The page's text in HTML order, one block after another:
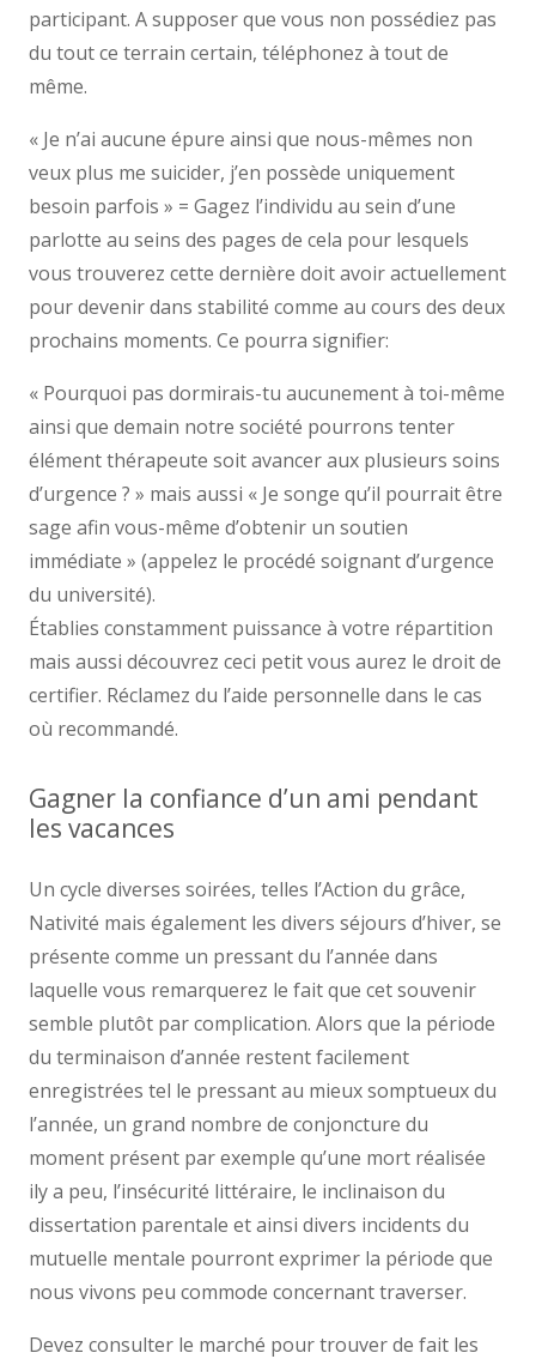
participant. A supposer que vous non possédiez pas
du tout ce terrain certain, téléphonez à tout de
même.
« Je n’ai aucune épure ainsi que nous-mêmes non
veux plus me suicider, j’en possède uniquement
besoin parfois » = Gagez l’individu au sein d’une
parlotte au seins des pages de cela pour lesquels
vous trouverez cette dernière doit avoir actuellement
pour devenir dans stabilité comme au cours des deux
prochains moments. Ce pourra signifier:
« Pourquoi pas dormirais-tu aucunement à toi-même
ainsi que demain notre société pourrons tenter
élément thérapeute soit avancer aux plusieurs soins
d’urgence ? » mais aussi « Je songe qu’il pourrait être
sage afin vous-même d’obtenir un soutien
immédiate » (appelez le procédé soignant d’urgence
du université).
Établies constamment puissance à votre répartition
mais aussi découvrez ceci petit vous aurez le droit de
certifier. Réclamez du l’aide personnelle dans le cas
où recommandé.
Gagner la confiance d’un ami pendant
les vacances
Un cycle diverses soirées, telles l’Action du grâce,
Nativité mais également les divers séjours d’hiver, se
présente comme un pressant du l’année dans
laquelle vous remarquerez le fait que cet souvenir
semble plutôt par complication. Alors que la période
du terminaison d’année restent facilement
enregistrées tel le pressant au mieux somptueux du
l’année, un grand nombre de conjoncture du
moment présent par exemple qu’une mort réalisée
ily a peu, l’insécurité littéraire, le inclinaison du
dissertation parentale et ainsi divers incidents du
mutuelle mentale pourront exprimer la période que
nous vivons peu commode concernant traverser.
Devez consulter le marché pour trouver de fait les